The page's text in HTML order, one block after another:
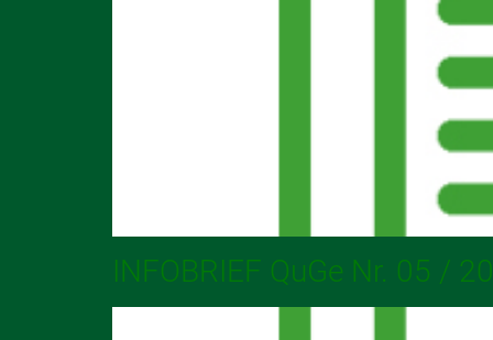
INFOBRIEF QuGe Nr. 05 /